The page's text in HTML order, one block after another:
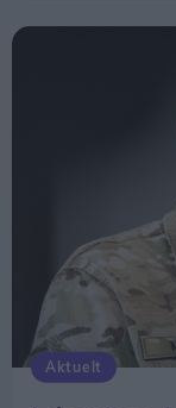
Aktuelt